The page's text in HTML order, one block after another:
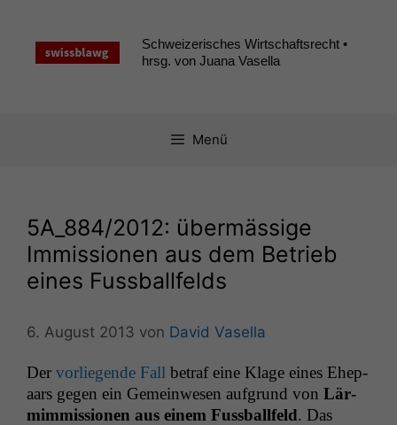
springen
Schweizerisches Wirtschaftsrecht •
hrsg. von Juana Vasella
Menü
5A_884/2012: übermässige
Immissionen aus dem Betrieb
eines Fussballfelds
6. August 2013 von David Vasella
Der vor­liegende Fall betraf eine Klage eines Ehep­
aars gegen ein Gemein­we­sen auf­grund von Lär­
mim­mis­sio­nen aus einem Fuss­ballfeld. Das